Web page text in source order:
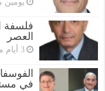
فلسفة
العصر
‏3 أيام مضت
في